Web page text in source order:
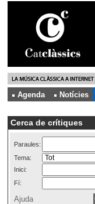
Agenda
Notícies
Cerca de crítiques
Paraules:
Tema:
Inici:
Fí:
Ajuda